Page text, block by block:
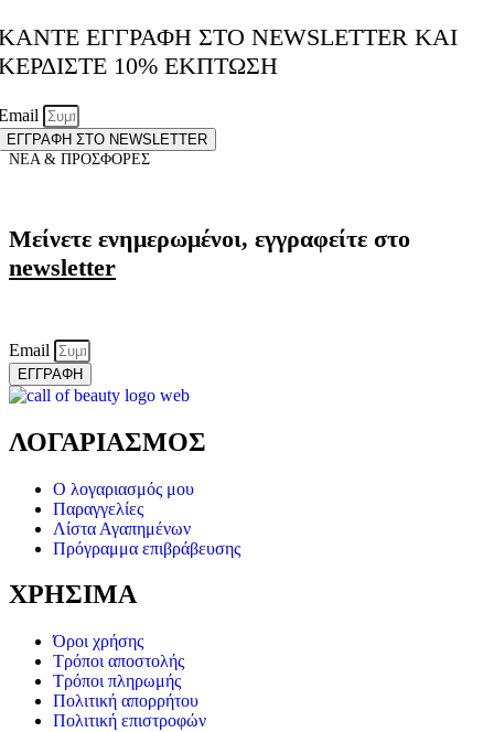
ΕΓΓΡΑΦΗ ΣΤΟ NEWSLETTER ΚΑΙ
10% ΕΚΠΤΩΣΗ
ΕΓΓΡΑΦΗ ΣΤΟ NEWSLETTER
ΝΕΑ & ΠΡΟΣΦΟΡΕΣ
Μείνετε ενημερωμένοι, εγγραφείτε στο
newsletter
Email
ΕΓΓΡΑΦΗ
ΛΟΓΑΡΙΑΣΜΟΣ
Ο λογαριασμός μου
Παραγγελίες
Λίστα Αγαπημένων
Πρόγραμμα επιβράβευσης
ΧΡΗΣΙΜΑ
Όροι χρήσης
Τρόποι αποστολής
Τρόποι πληρωμής
Πολιτική απορρήτου
Πολιτική επιστροφών